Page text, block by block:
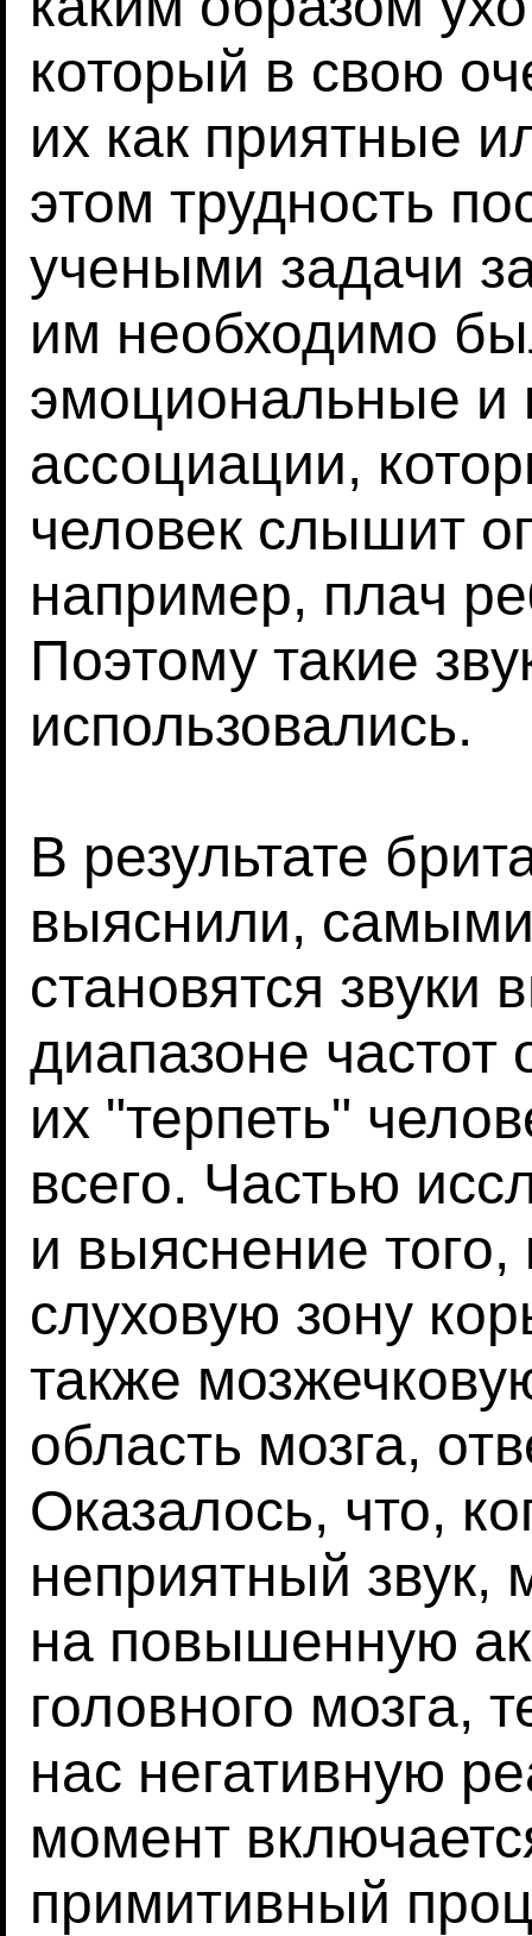
который в свою
их как приятные
этом трудность
учеными задачи
им необходимо
эмоциональные и
ассоциации,
человек слышит
например, плач
Поэтому такие
использовались.
В результате
выяснили,
становятся звуки
диапазоне
их "терпеть"
всего. Частью
и выяснение того,
слуховую зону
также
область мозга,
Оказалось, что,
неприятный звук,
на повышенную
головного мозга,
нас негативную
момент
примитивный